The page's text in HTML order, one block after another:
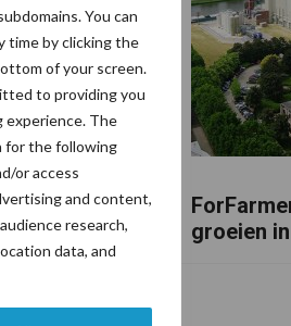
You can
time by clicking the
of your screen.
to providing you
experience. The
for the following
or access
and content,
research,
data, and
groeien